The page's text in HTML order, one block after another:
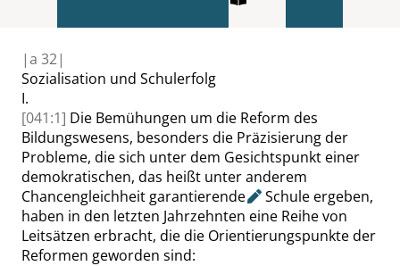
|a 32|
Sozialisation und Schulerfolg
I.
[041:1] Die Bemühungen um die Reform des
Bildungswesens, besonders die Präzisierung der
Probleme, die sich unter dem Gesichtspunkt einer
demokratischen, das heißt unter anderem
Chancengleichheit garantierende
Schule ergeben,
haben in den letzten Jahrzehnten eine Reihe von
Leitsätzen erbracht, die die Orientierungspunkte der
Reformen geworden sind: